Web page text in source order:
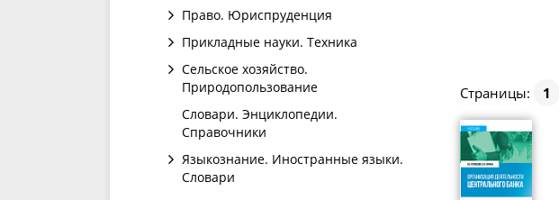
Право. Юриспруденция
Прикладные науки. Техника
Сельское хозяйство.
Природопользование
Словари. Энциклопедии.
Справочники
Языкознание. Иностранные языки.
Словари
Страницы: 1